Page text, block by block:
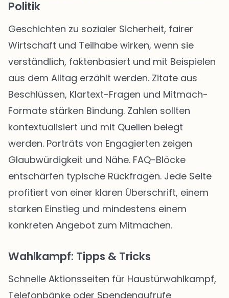
Politik
Geschichten zu sozialer Sicherheit, fairer
Wirtschaft und Teilhabe wirken, wenn sie
verständlich, faktenbasiert und mit Beispielen
aus dem Alltag erzählt werden. Zitate aus
Beschlüssen, Klartext-Fragen und Mitmach-
Formate stärken Bindung. Zahlen sollten
kontextualisiert und mit Quellen belegt
werden. Porträts von Engagierten zeigen
Glaubwürdigkeit und Nähe. FAQ-Blöcke
entschärfen typische Rückfragen. Jede Seite
profitiert von einer klaren Überschrift, einem
starken Einstieg und mindestens einem
konkreten Angebot zum Mitmachen.
Wahlkampf: Tipps & Tricks
Schnelle Aktionsseiten für Haustürwahlkampf,
Telefonbänke oder Spendenaufrufe